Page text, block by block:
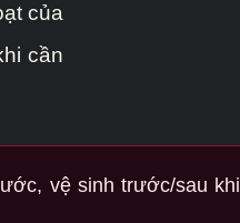
của
cần
vệ sinh trước/sau khi